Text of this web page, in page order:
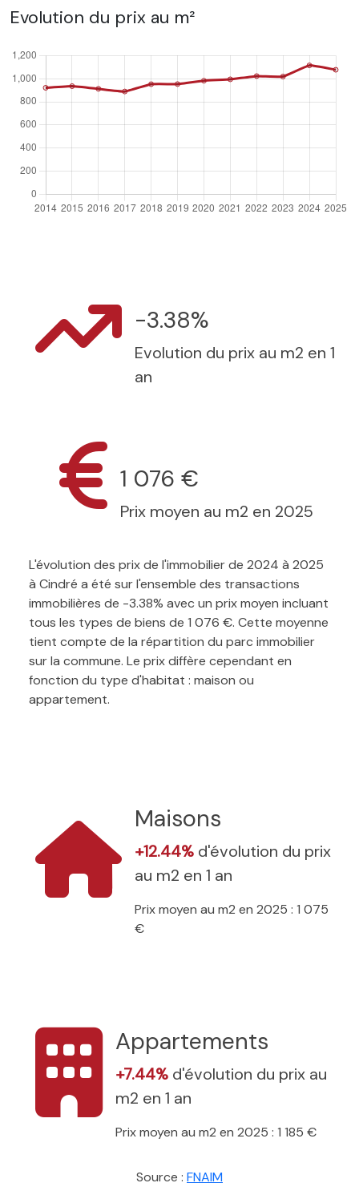
Evolution du prix au m²
-3.38%
Evolution du prix au m2 en 1
an
1 076 €
Prix moyen au m2 en 2025
L'évolution des prix de l'immobilier de 2024 à 2025
à Cindré a été sur l'ensemble des transactions
immobilières de -3.38% avec un prix moyen incluant
tous les types de biens de 1 076 €. Cette moyenne
tient compte de la répartition du parc immobilier
sur la commune. Le prix diffère cependant en
fonction du type d'habitat : maison ou
appartement.
Maisons
+12.44% d'évolution du prix
au m2 en 1 an
Prix moyen au m2 en 2025 : 1 075
€
Appartements
+7.44% d'évolution du prix au
m2 en 1 an
Prix moyen au m2 en 2025 : 1 185 €
Source : FNAIM